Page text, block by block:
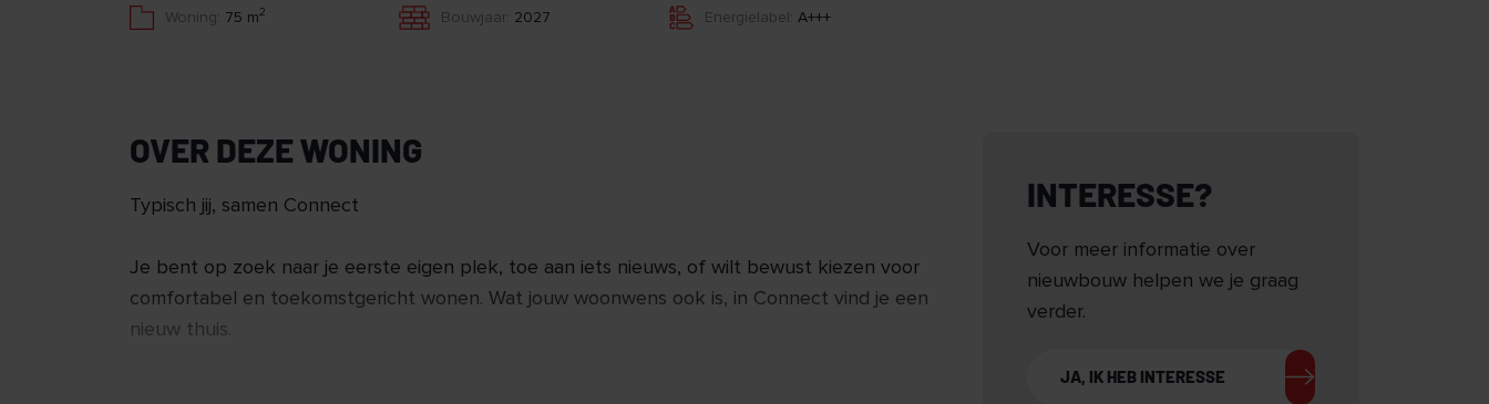
Woning: 75 m2 Bouwjaar: 2027 Energielabel: A+++
OVER DEZE WONING
Typisch jij, samen Connect
Je bent op zoek naar je eerste eigen plek, toe aan iets nieuws, of wilt bewust kiezen voor
comfortabel en toekomstgericht wonen. Wat jouw woonwens ook is, in Connect vind je een
nieuw thuis.
INTERESSE?
Voor meer informatie over
nieuwbouw helpen we je graag
verder.
JA, IK HEB INTERESSE